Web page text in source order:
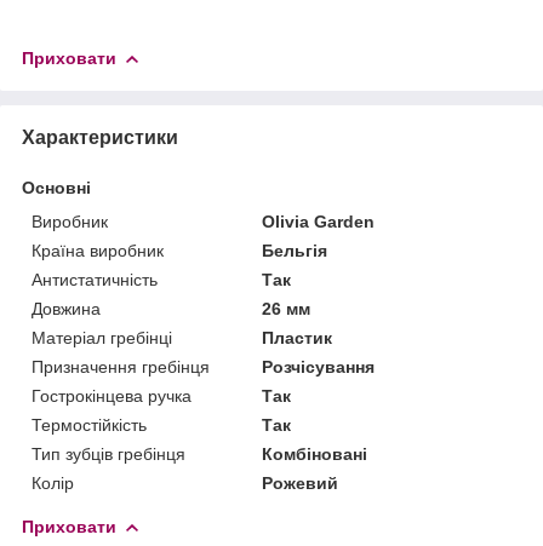
Приховати
Характеристики
Основні
Виробник
Olivia Garden
Країна виробник
Бельгія
Антистатичність
Так
Довжина
26 мм
Матеріал гребінці
Пластик
Призначення гребінця
Розчісування
Гострокінцева ручка
Так
Термостійкість
Так
Тип зубців гребінця
Комбіновані
Колір
Рожевий
Приховати